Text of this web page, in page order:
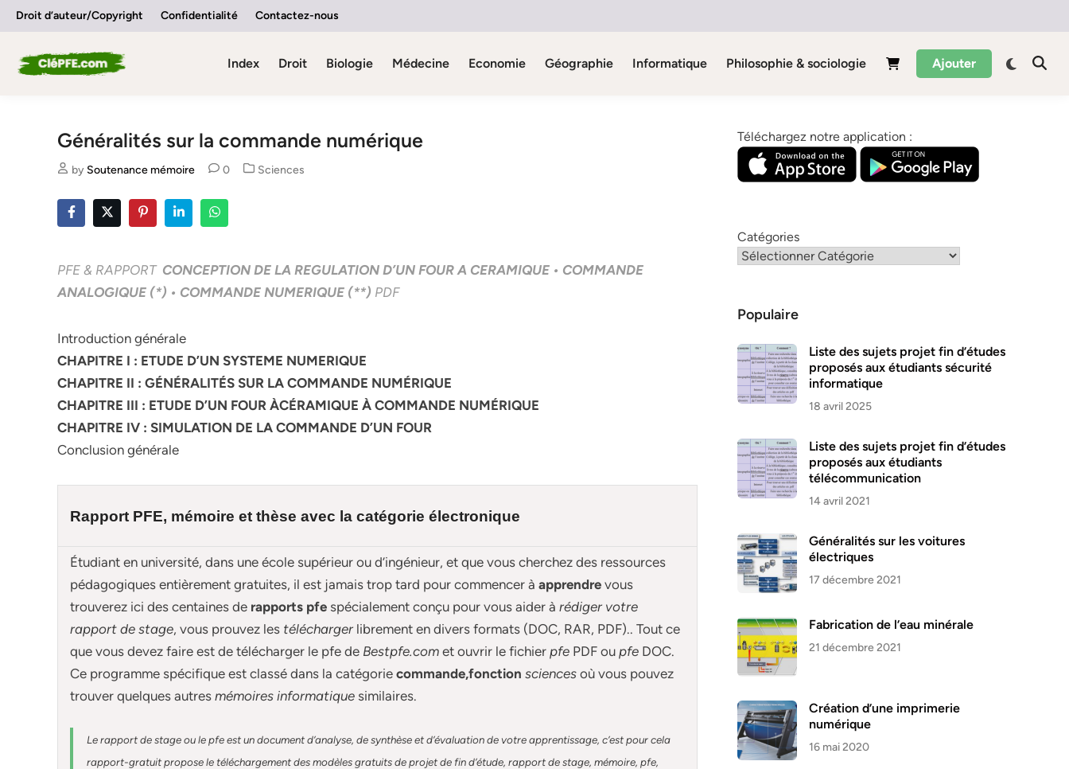
SkipDroit d’auteur/Copyright Confidentialité Contactez-nous
Index Droit Biologie Médecine Economie Géographie Informatique Philosophie & sociologie Ajouter
Généralités sur la commande numérique
by Soutenance mémoire 0
Posted
Sciences
PFE & RAPPORT CONCEPTION DE LA REGULATION D’UN FOUR A CERAMIQUE • COMMANDE
ANALOGIQUE (*) • COMMANDE NUMERIQUE (**) PDF
Introduction générale
CHAPITRE I : ETUDE D’UN SYSTEME NUMERIQUE
CHAPITRE II : GÉNÉRALITÉS SUR LA COMMANDE NUMÉRIQUE
CHAPITRE III : ETUDE D’UN FOUR ÀCÉRAMIQUE À COMMANDE NUMÉRIQUE
CHAPITRE IV : SIMULATION DE LA COMMANDE D’UN FOUR
Conclusion générale
Rapport PFE, mémoire et thèse avec la catégorie électronique
Étudiant en université, dans une école supérieur ou d’ingénieur, et que vous cherchez des ressources
pédagogiques entièrement gratuites, il est jamais trop tard pour commencer à apprendre vous
trouverez ici des centaines de rapports pfe spécialement conçu pour vous aider à rédiger votre
rapport de stage, vous prouvez les télécharger librement en divers formats (DOC, RAR, PDF).. Tout ce
que vous devez faire est de télécharger le pfe de Bestpfe.com et ouvrir le fichier pfe PDF ou pfe DOC.
Ce programme spécifique est classé dans la catégorie commande,fonction sciences où vous pouvez
trouver quelques autres mémoires informatique similaires.
Le rapport de stage ou le pfe est un document d’analyse, de synthèse et d’évaluation de votre apprentissage, c’est pour cela
rapport-gratuitpropose le téléchargement des modèles gratuits de projet de fin d’étude, rapport de stage, mémoire, pfe,
Téléchargez notre application :
Catégories
Populaire
Liste des sujets projet fin d’études
proposés aux étudiants sécurité
informatique
18 avril 2025
Liste des sujets projet fin d’études
proposés aux étudiants
télécommunication
14 avril 2021
Généralités sur les voitures
électriques
17 décembre 2021
Fabrication de l’eau minérale
21 décembre 2021
Création d’une imprimerie
numérique
16 mai 2020